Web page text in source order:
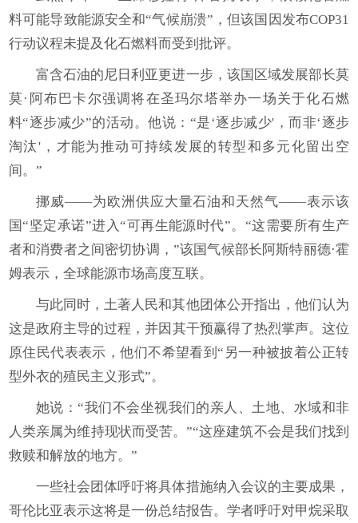
料可能导致能源安全和“气候崩溃”，但该国因发布COP31
行动议程未提及化石燃料而受到批评。
富含石油的尼日利亚更进一步，该国区域发展部长莫
莫·阿布巴卡尔强调将在圣玛尔塔举办一场关于化石燃
料“逐步减少”的活动。他说：“是‘逐步减少'，而非‘逐步
淘汰'，才能为推动可持续发展的转型和多元化留出空
间。”
挪威——为欧洲供应大量石油和天然气——表示该
国“坚定承诺”进入“可再生能源时代”。“这需要所有生产
者和消费者之间密切协调，”该国气候部长阿斯特丽德·霍
姆表示，全球能源市场高度互联。
与此同时，土著人民和其他团体公开指出，他们认为
这是政府主导的过程，并因其干预赢得了热烈掌声。这位
原住民代表表示，他们不希望看到“另一种被披着公正转
型外衣的殖民主义形式”。
她说：“我们不会坐视我们的亲人、土地、水域和非
人类亲属为维持现状而受苦。”“这座建筑不会是我们找到
救赎和解放的地方。”
一些社会团体呼吁将具体措施纳入会议的主要成果，
哥伦比亚表示这将是一份总结报告。学者呼吁对甲烷采取